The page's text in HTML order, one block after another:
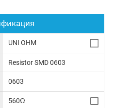
UNI OHM
Resistor SMD 0603
0603
560Ω